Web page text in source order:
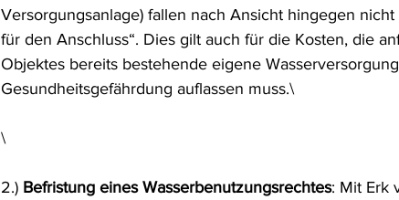
Versorgungsanlage) fallen nach Ansicht hingegen
für den Anschluss“. Dies gilt auch für die Kosten, die
Objektes bereits bestehende eigene
Gesundheitsgefährdung auflassen muss.\
\
2.) Befristung eines Wasserbenutzungsrechtes: Mit Erk